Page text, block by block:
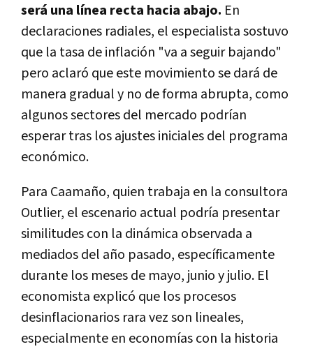
será una línea recta hacia abajo. En
declaraciones radiales, el especialista sostuvo
que la tasa de inflación "va a seguir bajando"
pero aclaró que este movimiento se dará de
manera gradual y no de forma abrupta, como
algunos sectores del mercado podrían
esperar tras los ajustes iniciales del programa
económico.
Para Caamaño, quien trabaja en la consultora
Outlier, el escenario actual podría presentar
similitudes con la dinámica observada a
mediados del año pasado, específicamente
durante los meses de mayo, junio y julio. El
economista explicó que los procesos
desinflacionarios rara vez son lineales,
especialmente en economías con la historia